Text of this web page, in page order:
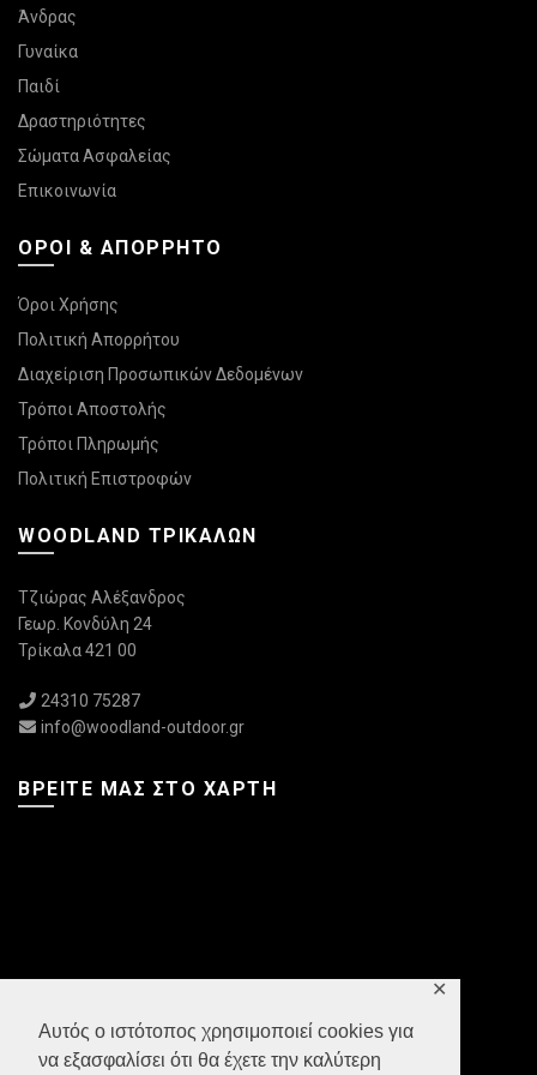
Αυτός ο ιστότοπος χρησιμοποιεί cookies για
να εξασφαλίσει ότι θα έχετε την καλύτερη
✕
Άνδρας
Γυναίκα
Παιδί
Δραστηριότητες
Σώματα Ασφαλείας
Επικοινωνία
ΌΡΟΙ & ΑΠΌΡΡΗΤΟ
Όροι Χρήσης
Πολιτική Απορρήτου
Διαχείριση Προσωπικών Δεδομένων
Τρόποι Αποστολής
Τρόποι Πληρωμής
Πολιτική Επιστροφών
WOODLAND ΤΡΙΚΆΛΩΝ
Τζιώρας Αλέξανδρος
Γεωρ. Κονδύλη 24
Τρίκαλα 421 00
24310 75287
info@woodland-outdoor.gr
ΒΡΕΊΤΕ ΜΑΣ ΣΤΟ ΧΆΡΤΗ